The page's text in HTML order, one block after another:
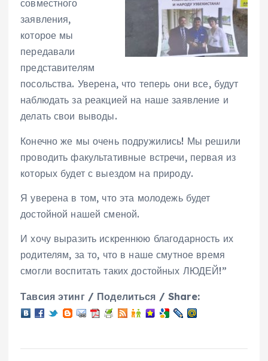
совместного
заявления,
которое мы
передавали
представителям
посольства. Уверена, что теперь они все, будут
наблюдать за реакцией на наше заявление и
делать свои выводы.
Конечно же мы очень подружились! Мы решили
проводить факультативные встречи, первая из
которых будет с выездом на природу.
Я уверена в том, что эта молодежь будет
достойной нашей сменой.
И хочу выразить искреннюю благодарность их
родителям, за то, что в наше смутное время
смогли воспитать таких достойных ЛЮДЕЙ!”
Тавсия этинг / Поделиться / Share: